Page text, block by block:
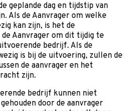
geplande dag en tijdstip van
Als de Aanvrager om welke
kan zijn, is het de
Aanvrager om dit tijdig te
bedrijf. Als de
is bij de uitvoering, zullen de
de aanvrager en het
zijn.
bedrijf kunnen niet
door de aanvrager